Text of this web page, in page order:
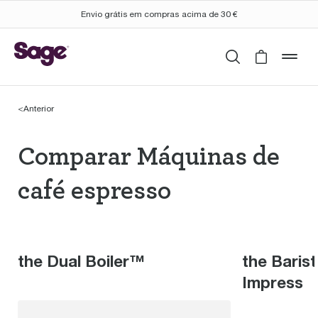
Envio grátis em compras acima de 30 €
Pesquisar
Cart is
<Anterior
Comparar
Comparar Máquinas de
café espresso
the Dual Boiler™
the
Impress